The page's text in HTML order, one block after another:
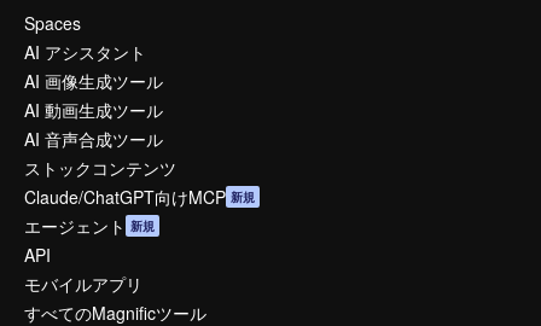
Spaces
AI アシスタント
AI 画像生成ツール
AI 動画生成ツール
AI 音声合成ツール
ストックコンテンツ
Claude/ChatGPT向けMCP 新規
エージェント 新規
API
モバイルアプリ
すべてのMagnificツール